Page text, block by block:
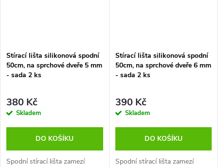
Stírací lišta silikonová spodní
50cm, na sprchové dveře 5 mm
- sada 2 ks
380 Kč
Skladem
DO KOŠÍKU
Spodní stírací lišta zamezí
Stírací lišta silikonová spodní
50cm, na sprchové dveře 6 mm
- sada 2 ks
390 Kč
Skladem
DO KOŠÍKU
Spodní stírací lišta zamezí